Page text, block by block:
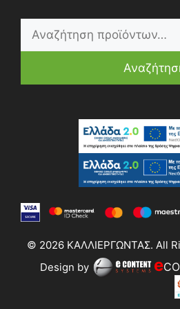
© 2026 ΚΑΛΛΙΕΡΓΩΝΤΑΣ. All
Design by
e